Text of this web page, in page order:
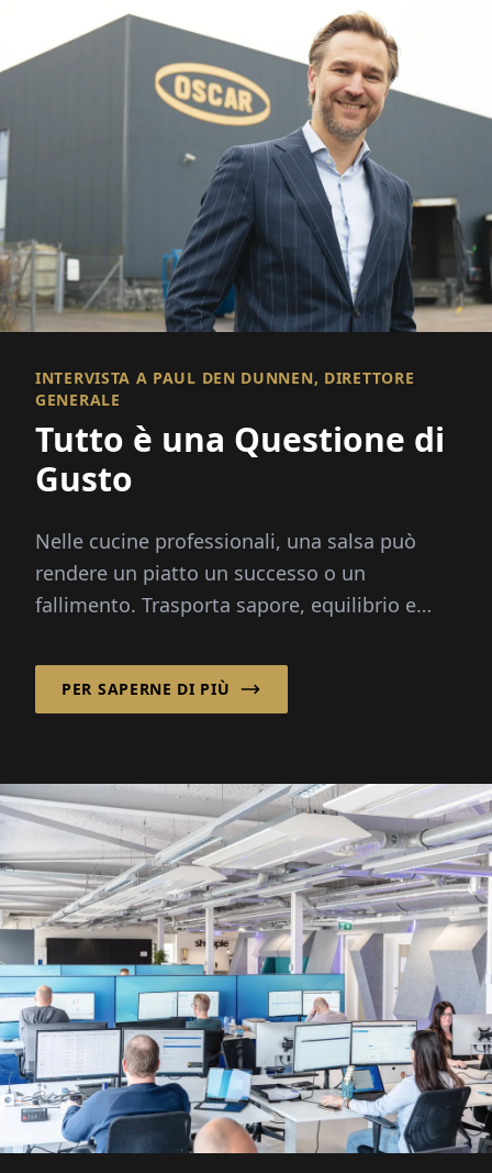
INTERVISTA A PAUL DEN DUNNEN, DIRETTORE
GENERALE
Tutto è una Questione di
Gusto
Nelle cucine professionali, una salsa può
rendere un piatto un successo o un
fallimento. Trasporta sapore, equilibrio e
richiede ore...
PER SAPERNE DI PIÙ